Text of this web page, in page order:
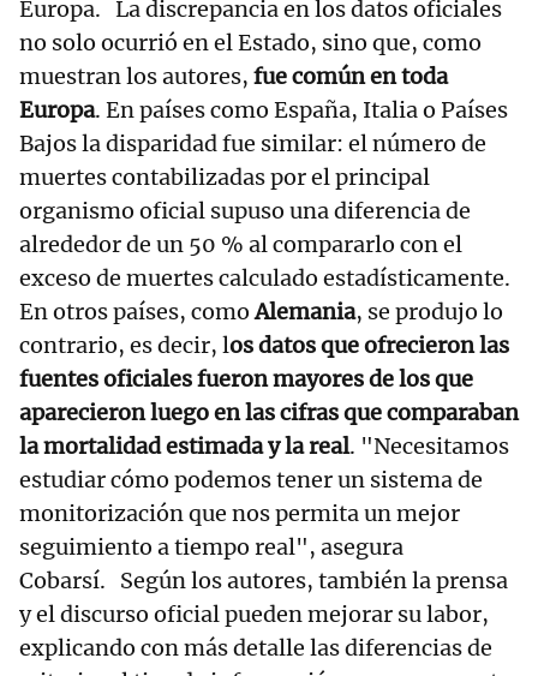
Europa. La discrepancia en los datos oficiales
no solo ocurrió en el Estado, sino que, como
muestran los autores, fue común en toda
Europa. En países como España, Italia o Países
Bajos la disparidad fue similar: el número de
muertes contabilizadas por el principal
organismo oficial supuso una diferencia de
alrededor de un 50 % al compararlo con el
exceso de muertes calculado estadísticamente.
En otros países, comoAlemania, se produjo lo
contrario, es decir, los datos que ofrecieron las
fuentes oficiales fueron mayores de los que
aparecieron luego en las cifras que comparaban
la mortalidad estimada y la real. "Necesitamos
estudiar cómo podemos tener un sistema de
monitorización que nos permita un mejor
seguimiento a tiempo real", asegura
Cobarsí. Según los autores, también la prensa
y el discurso oficial pueden mejorar su labor,
explicando con más detalle las diferencias de